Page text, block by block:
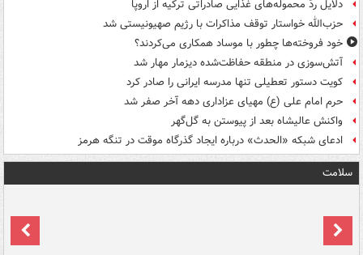
دلایل ردّ محموله‌های غذایی صادراتی ترکیه از اروپا
حزب‌الله خواستار توقف مذاکرات با رژیم صهیونیستی شد
خود فروخته‌ها چطور با موساد همکاری می‌کردند؟
آتش‌سوزی در منطقه حفاظت‌شده دیزمار مهار شد
کویت دستور تعطیلی تنها مدرسه ایرانی را صادر کرد
حرم امام علی (ع) مهیای عزاداری دهه آخر صفر شد
واکنش عالیشاه بعد از پیوستن به گل‌گهر
ادعای شبکه «الحدث» درباره ایجاد گذرگاه موقت در تنگه هرمز
سلامت